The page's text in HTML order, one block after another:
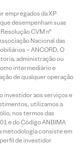
empregados da XP
desempenham suas
CVM nº
Nacional das
– ANCORD. O
administração ou
intermediário e
de qualquer operação
investidor aos serviços e
utilizamos a
nos termos das
e do Código ANBIMA
metodologia consiste em
de investidor